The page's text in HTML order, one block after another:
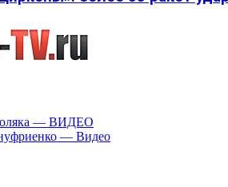
— ВИДЕО
— Видео